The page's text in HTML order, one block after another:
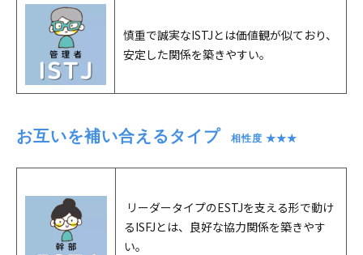
慎重で誠実なISTJとは価値観が似ており、
安定した関係を築きやすい。
お互いを補い合えるタイプ 相性度 ★★★
リーダータイプのESTJを支える形で動け
るISFJとは、良好な協力関係を築きやす
い。